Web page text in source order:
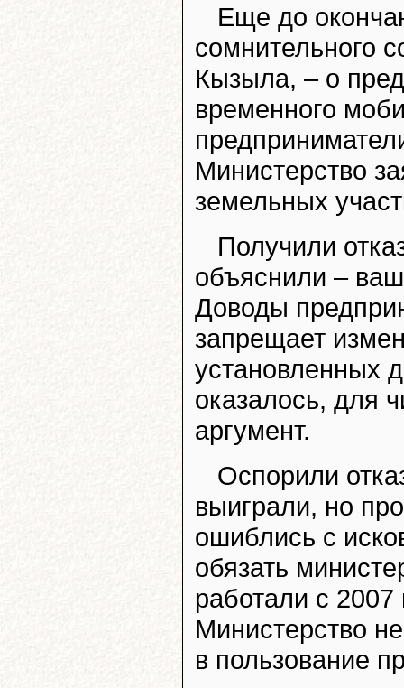
Еще до
сомнительного
Кызыла, – о
временного
Министерство
земельных
Получили
объяснили –
Доводы
запрещает
установленных
оказалось, для
аргумент.
Оспорили
выиграли, но
ошиблись с
обязать
работали с 2007
Министерство
в пользование